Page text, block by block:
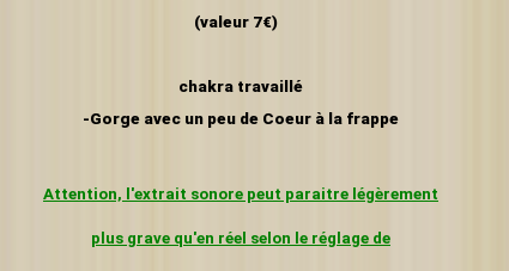
(valeur 7€)
chakra travaillé
-Gorge avec un peu de Coeur à la frappe
Attention, l'extrait sonore peut paraitre légèrement
plus grave qu'en réel selon le réglage de